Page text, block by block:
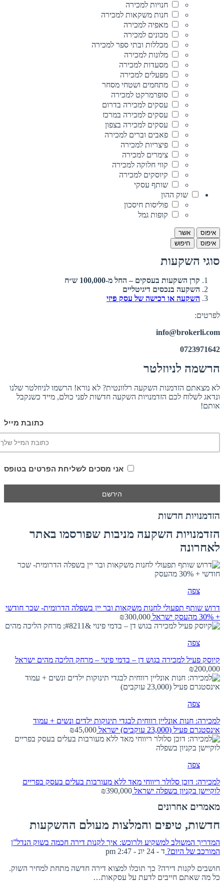
חנויות למכירה
חנות משקאות למכירה
מאפיה למכירה
מכונים למכירה
מכללות ובתי ספר למכירה
מלונות למכירה
מסעדות למכירה
מפעלים למכירה
מתחמים ושטחי מסחר
סופרמרקט למכירה
עסקים למכירה בדרום
עסקים למכירה במרכז
עסקים למכירה בצפון
פאבים וברים למכירה
פיצריות למכירה
צימרים למכירה
קווי חלוקה למכירה
קיוסקים למכירה
שותף עסקי
שוק ההון
פוליסות חיסכון
קופות גמל
איפוס
אשר
איפוס
חיפוש
סוגי השקעות
קרן השקעות בעסקים – החל מ-100,000 ש״ח
השקעה בנכסים דיגיטליים
השקעה או רכישה של עסק פיזי
לפרטים:
info@brokerli.com
0723971642
הרשמה לניוזלטר
לא מצאתם הזדמנות השקעה רלוונטית? לא נורא! הרשמו לניוזלטר שלנו
ונדאג לשלוח לכם הזדמנויות השקעה חדשות לפני כולם, מייד כשנקבל
אותם!
כתובת מייל
אני מסכים לשליחת הפרטים בטופס
הזדמנויות חדשות
הזדמנויות השקעה מניבות שפורסמו באתר
לאחרונה
צפה
דרוש שותף תפעולי לחנות משקאות ובר יין בשפלה הדרומית- שכר חודשי
+ 30% מהעסק
ישראל ₪300,000
צפה
קיוסק פעיל למכירה בגוש דן – בדמי פינוי – מרחק הליכה מהים ישראל
₪200,000
צפה
למכירה: חנות אונליין רווחית לבגדי תינוקות ילדים ונשים + עמוד
אינסטגרם פעיל (23,000 עוקבים)
ישראל ₪45,000
צפה
למכירה: דוכן סלולר ריווחי מאד ללא מעורבות בעלים בעסק בפריים
לוקיישן בקניון בשפלה ישראל ₪390,000
מאמרים אחרונים
חדשות, טיפים והמלצות מעולם ההשקעות
המדריך המשולב למשקיע ולרוכש: איך לקנות דירה חכמה בשוק הנדל”ן
המורכב של היום? ד - 24 יונ - 2:47 pm
חושבים לקנות דירה? כך תוכלו למצוא דירה חדשה מתחת למחיר השוק.
כל מה שאתם חייבים לדעת על עסקאות…